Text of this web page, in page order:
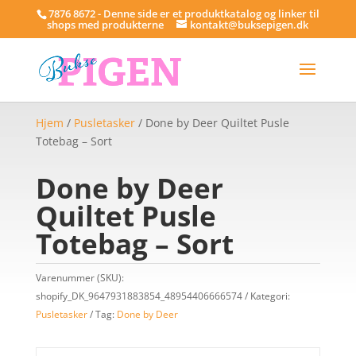
7876 8672 - Denne side er et produktkatalog og linker til
shops med produkterne kontakt@buksepigen.dk
Hjem / Pusletasker/ Done by Deer Quiltet Pusle
Totebag – Sort
Done by Deer
Quiltet Pusle
Totebag – Sort
Varenummer (SKU):
shopify_DK_9647931883854_48954406666574
Kategori:
Pusletasker
Tag: Done by Deer